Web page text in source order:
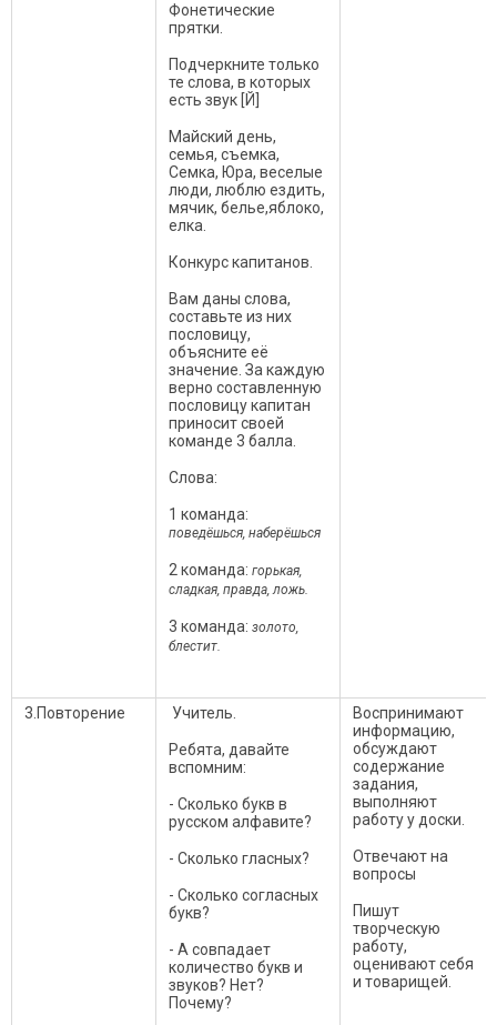
Фонетические
прятки.
Подчеркните только
те слова, в которых
есть звук [Й]
Майский день,
семья, съемка,
Семка, Юра, веселые
люди, люблю ездить,
мячик, белье,яблоко,
елка.
Конкурс капитанов.
Вам даны слова,
составьте из них
пословицу,
объясните её
значение. За каждую
верно составленную
пословицу капитан
приносит своей
команде 3 балла.
Слова:
1 команда:
поведёшься, наберёшься
2 команда: горькая,
сладкая, правда, ложь.
3 команда: золото,
блестит.
3.Повторение Учитель.
Ребята, давайте
вспомним:
- Сколько букв в
русском алфавите?
- Сколько гласных?
- Сколько согласных
букв?
- А совпадает
количество букв и
звуков? Нет?
Почему?
Воспринимают
информацию,
обсуждают
содержание
задания,
выполняют
работу у доски.
Отвечают на
вопросы
Пишут
творческую
работу,
оценивают себя
и товарищей.